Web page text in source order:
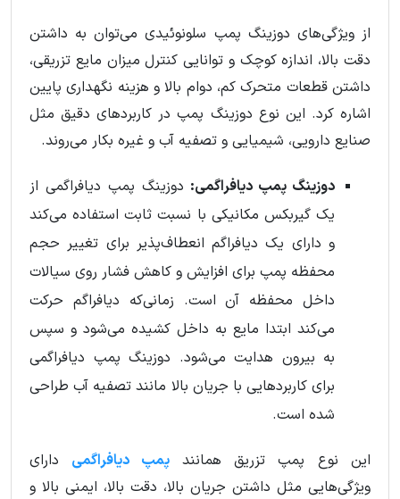
از ویژگی‌های دوزینگ پمپ سلونوئیدی می‌توان به داشتن
دقت بالا، اندازه کوچک و توانایی کنترل میزان مایع تزریقی،
داشتن قطعات متحرک کم، دوام بالا و هزینه نگهداری پایین
اشاره کرد. این نوع دوزینگ پمپ در کاربردهای دقیق مثل
صنایع دارویی، شیمیایی و تصفیه آب و غیره بکار می‌روند.
دوزینگ پمپ دیافراگمی: دوزینگ پمپ دیافراگمی از
یک گیربکس مکانیکی با نسبت ثابت استفاده می‌کند
و دارای یک دیافراگم انعطاف‌پذیر برای تغییر حجم
محفظه پمپ برای افزایش و کاهش فشار روی سیالات
داخل محفظه آن است. زمانی‌که دیافراگم حرکت
می‌کند ابتدا مایع به داخل کشیده می‌شود و سپس
به بیرون هدایت می‌شود. دوزینگ پمپ دیافراگمی
برای کاربردهایی با جریان بالا مانند تصفیه آب طراحی
شده است.
این نوع پمپ تزریق همانندپمپ دیافراگمی دارای
ویژگی‌هایی مثل داشتن جریان بالا، دقت بالا، ایمنی بالا و